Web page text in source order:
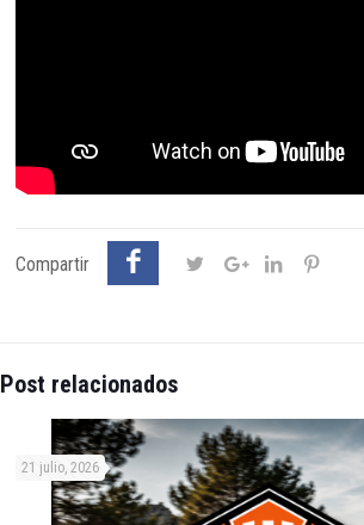
Compartir
Post relacionados
21 julio, 2026